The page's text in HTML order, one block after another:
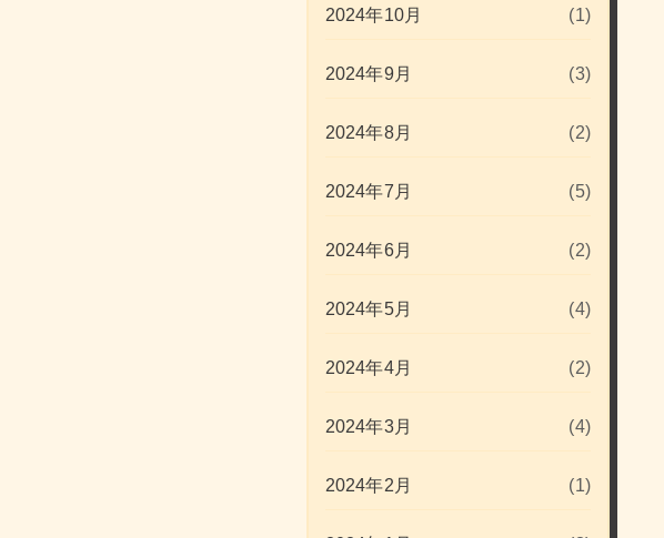
2024年10月 (1)
2024年9月 (3)
2024年8月 (2)
2024年7月 (5)
2024年6月 (2)
2024年5月 (4)
2024年4月 (2)
2024年3月 (4)
2024年2月 (1)